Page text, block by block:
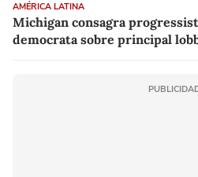
AMÉRICA LATINA
Michigan consagra
democrata sobre principal